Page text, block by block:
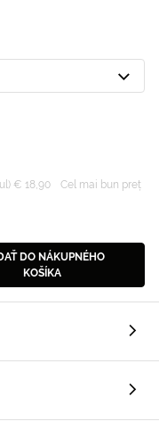
€ 18,90
Cel mai bun preț
DO NÁKUPNÉHO
KOŠÍKA